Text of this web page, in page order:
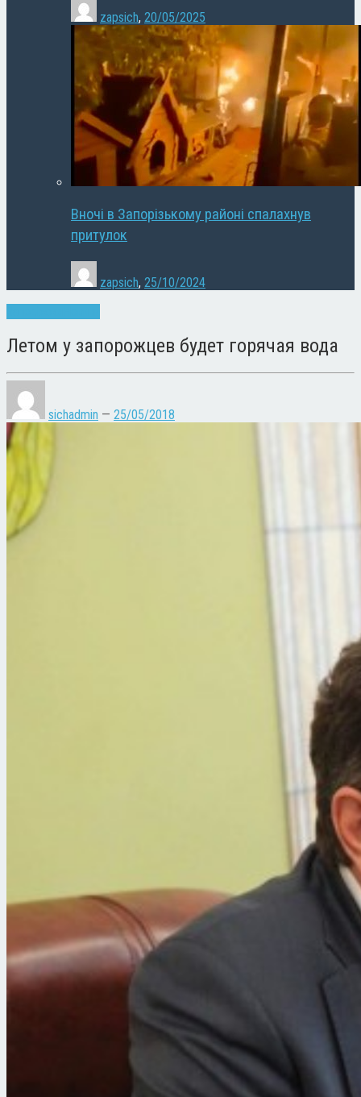
zapsich, 20/05/2025
Вночі в Запорізькому районі спалахнув
притулок
zapsich, 25/10/2024
Летом у запорожцев будет горячая вода
sichadmin — 25/05/2018